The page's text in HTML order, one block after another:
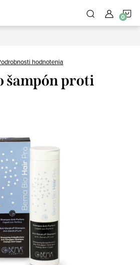
hodnotenia
šampón proti